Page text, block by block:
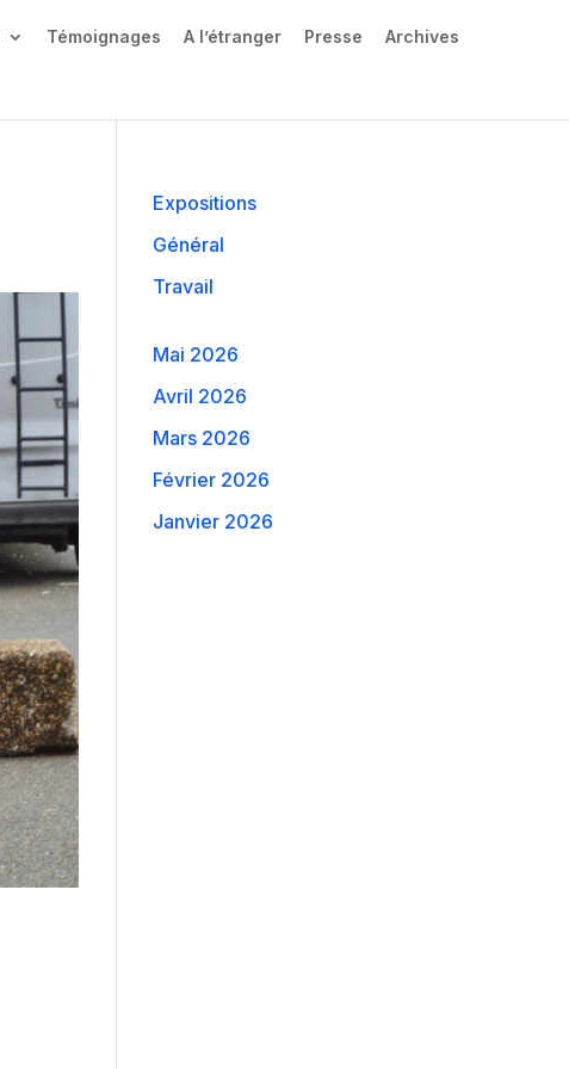
Témoignages A l’étranger Presse Archives
Expositions
Général
Travail
Mai 2026
Avril 2026
Mars 2026
Février 2026
Janvier 2026